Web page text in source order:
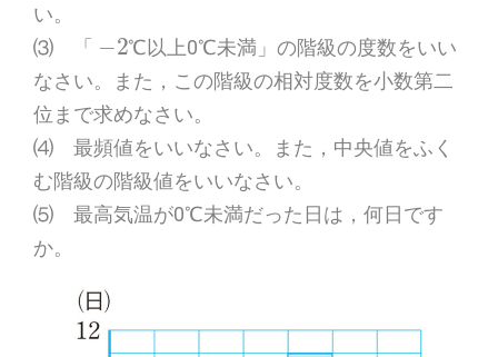
い。
⑶ 「
2
℃以上0℃未満」の階級の度数をいい
なさい。また，この階級の相対度数を小数第二
位まで求めなさい。
⑷ 最頻値をいいなさい。また，中央値をふく
む階級の階級値をいいなさい。
⑸ 最高気温が0℃未満だった日は，何日です
か。